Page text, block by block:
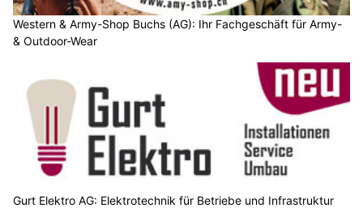
Western & Army-Shop Buchs (AG): Ihr Fachgeschäft für Army-
& Outdoor-Wear
Gurt Elektro AG: Elektrotechnik für Betriebe und Infrastruktur